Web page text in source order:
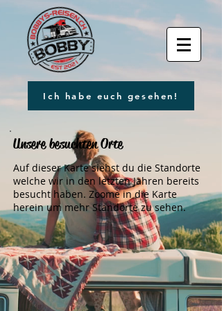
Ich habe euch gesehen!
Unsere besuchten Orte
Auf dieser Karte siehst du die Standorte
welche wir in den letzten Jahren bereits
besucht haben. Zoome in die Karte
herein um mehr Standorte zu sehen.